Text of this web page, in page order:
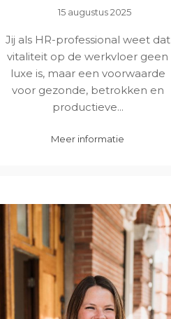
15 augustus 2025
Jij als HR-professional weet dat
vitaliteit op de werkvloer geen
luxe is, maar een voorwaarde
voor gezonde, betrokken en
productieve...
Meer informatie